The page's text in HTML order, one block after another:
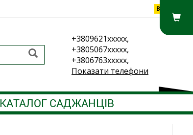
Вхід
+3809621xxxxx,
+3805067xxxxx,
+3806763xxxxx,
Показати телефони
КАТАЛОГ САДЖАНЦІВ